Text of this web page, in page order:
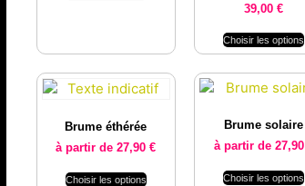
39,00€
Choisir les options
Brume éthérée
à partir de27,90€
Choisir les options
Brume solaire
à partir de 27,90
Choisir les options